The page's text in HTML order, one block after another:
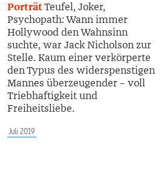
PorträtTeufel, Joker,
Psychopath: Wann immer
Hollywood den Wahnsinn
suchte, war Jack Nicholson zur
Stelle. Kaum einer verkörperte
den Typus des widerspenstigen
Mannes überzeugender – voll
Triebhaftigkeit und
Freiheitsliebe.
Juli 2019